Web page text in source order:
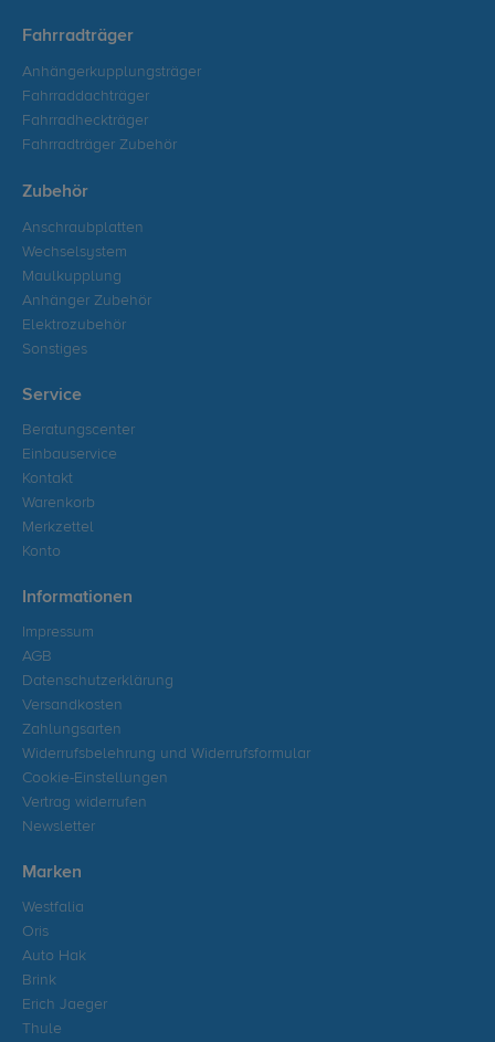
Fahrradträger
Anhängerkupplungsträger
Fahrraddachträger
Fahrradheckträger
Fahrradträger Zubehör
Zubehör
Anschraubplatten
Wechselsystem
Maulkupplung
Anhänger Zubehör
Elektrozubehör
Sonstiges
Service
Beratungscenter
Einbauservice
Kontakt
Warenkorb
Merkzettel
Konto
Informationen
Impressum
AGB
Datenschutzerklärung
Versandkosten
Zahlungsarten
Widerrufsbelehrung und Widerrufsformular
Cookie-Einstellungen
Vertrag widerrufen
Newsletter
Marken
Westfalia
Oris
Auto Hak
Brink
Erich Jaeger
Thule